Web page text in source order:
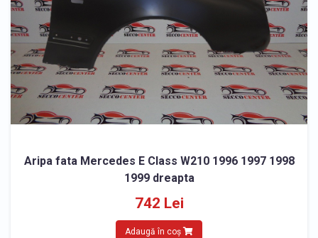
Aripa fata Mercedes E Class W210 1996 1997 1998
1999 dreapta
742 Lei
Adaugă în coș